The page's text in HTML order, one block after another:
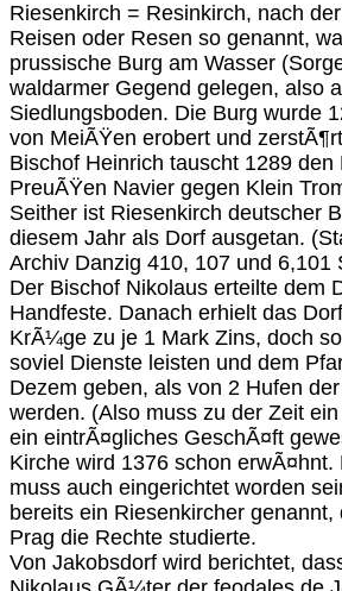
Riesenkirch = Resinkirch, nach
Reisen oder Resen so genannt,
prussische Burg am Wasser
waldarmer Gegend gelegen, also
Siedlungsboden. Die Burg wurde
von MeiÃŸen erobert und
Bischof Heinrich tauscht 1289 den
PreuÃŸen Navier gegen Klein
Seither ist Riesenkirch deutscher
diesem Jahr als Dorf ausgetan.
Archiv Danzig 410, 107 und 6,101
Der Bischof Nikolaus erteilte dem
Handfeste. Danach erhielt das
KrÃ¼ge zu je 1 Mark Zins, doch
soviel Dienste leisten und dem
Dezem geben, als von 2 Hufen
werden. (Also muss zu der Zeit
ein eintrÃ¤gliches GeschÃ¤ft
Kirche wird 1376 schon erwÃ¤hnt.
muss auch eingerichtet worden
bereits ein Riesenkircher genannt,
Prag die Rechte studierte.
Von Jakobsdorf wird berichtet,